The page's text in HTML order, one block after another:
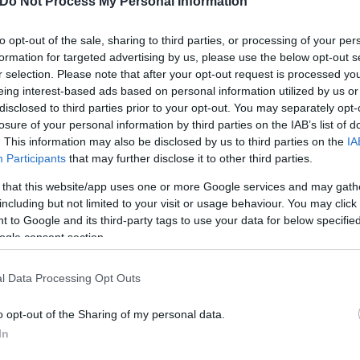
opt-out of the sale, sharing to third parties, or processing of your
for targeted advertising by us, please use the below opt-out
selection. Please note that after your opt-out request is processed
interest-based ads based on personal information utilized by us
to third parties prior to your opt-out. You may separately
of your personal information by third parties on the IAB’s list of
This information may also be disclosed by us to third parties on the
Participants that may further disclose it to other third parties.
that this website/app uses one or more Google services and may
but not limited to your visit or usage behaviour. You may
to Google and its third-party tags to use your data for below
consent section.
Data Processing Opt Outs
opt-out of the Sharing of my personal data.
η Ελλάδα λύγισε τη Λιθουανία και πέρασε
και το «κλειδί» για την πρόκριση της
ισοπέδωσε το Ισραήλ (84-79) και